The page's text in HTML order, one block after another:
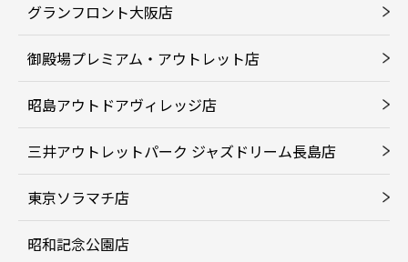
グランフロント大阪店
御殿場プレミアム・アウトレット店
昭島アウトドアヴィレッジ店
三井アウトレットパーク ジャズドリーム長島店
東京ソラマチ店
昭和記念公園店